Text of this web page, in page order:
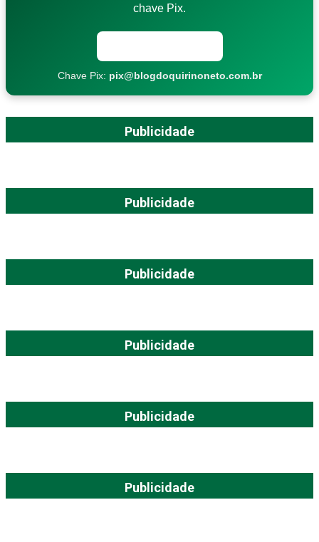
chave Pix.
Chave Pix: pix@blogdoquirinoneto.com.br
Publicidade
Publicidade
Publicidade
Publicidade
Publicidade
Publicidade